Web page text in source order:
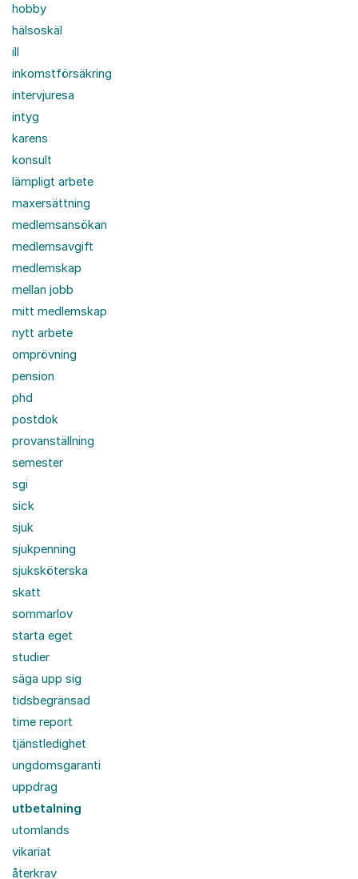
hobby
hälsoskäl
ill
inkomstförsäkring
intervjuresa
intyg
karens
konsult
lämpligt arbete
maxersättning
medlemsansökan
medlemsavgift
medlemskap
mellan jobb
mitt medlemskap
nytt arbete
omprövning
pension
phd
postdok
provanställning
semester
sgi
sick
sjuk
sjukpenning
sjuksköterska
skatt
sommarlov
starta eget
studier
säga upp sig
tidsbegränsad
time report
tjänstledighet
ungdomsgaranti
uppdrag
utbetalning
utomlands
vikariat
återkrav